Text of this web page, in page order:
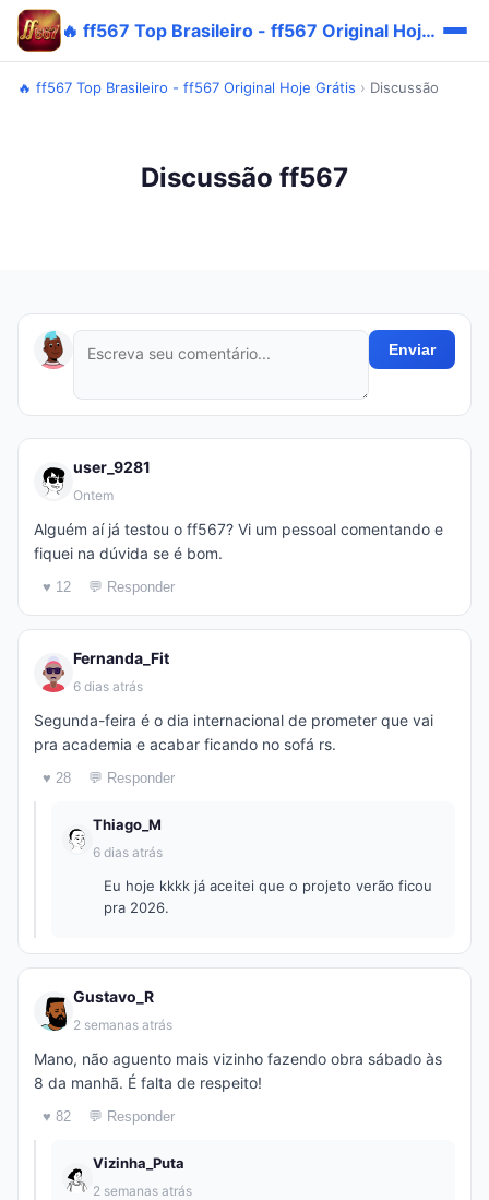
🔥 ff567 Top Brasileiro - ff567 Original Hoje Grátis
🔥 ff567 Top Brasileiro - ff567 Original Hoje Grátis › Discussão
Discussão ff567
Enviar
user_9281
Ontem
Alguém aí já testou o ff567? Vi um pessoal comentando e
fiquei na dúvida se é bom.
♥ 12 💬 Responder
Fernanda_Fit
6 dias atrás
Segunda-feira é o dia internacional de prometer que vai
pra academia e acabar ficando no sofá rs.
♥ 28 💬 Responder
Thiago_M
6 dias atrás
Eu hoje kkkk já aceitei que o projeto verão ficou
pra 2026.
Gustavo_R
2 semanas atrás
Mano, não aguento mais vizinho fazendo obra sábado às
8 da manhã. É falta de respeito!
♥ 82 💬 Responder
Vizinha_Puta
2 semanas atrás